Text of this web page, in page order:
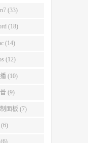
(33)
(18)
(14)
(12)
(10)
(9)
面板 (7)
(6)